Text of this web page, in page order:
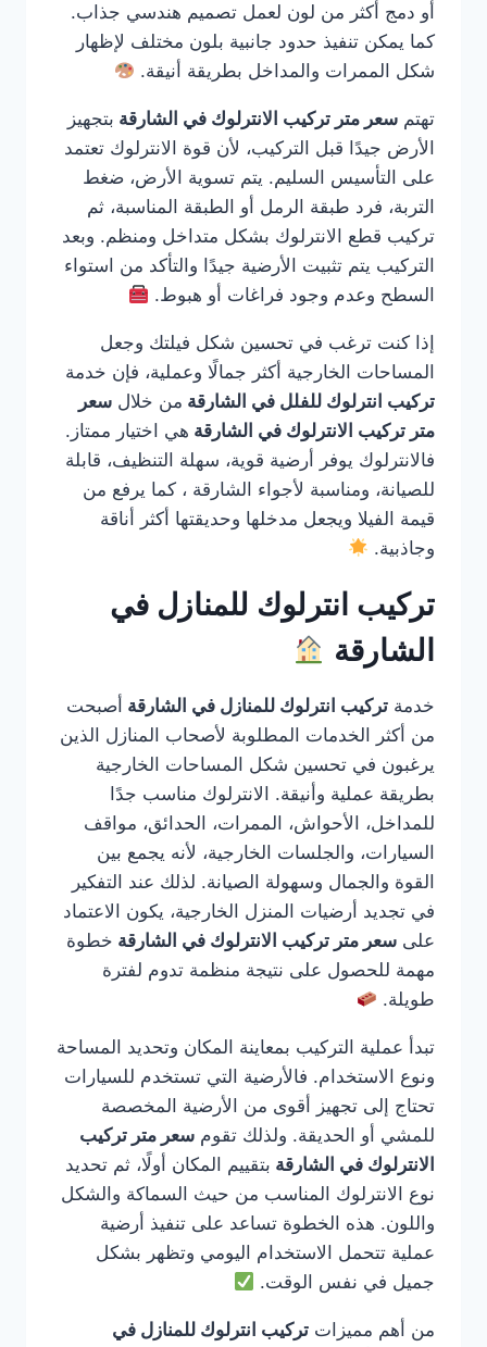
أو دمج أكثر من لون لعمل تصميم هندسي جذاب.
كما يمكن تنفيذ حدود جانبية بلون مختلف لإظهار
شكل الممرات والمداخل بطريقة أنيقة.
تهتم سعر متر تركيب الانترلوك في الشارقة بتجهيز
الأرض جيدًا قبل التركيب، لأن قوة الانترلوك تعتمد
على التأسيس السليم. يتم تسوية الأرض، ضغط
التربة، فرد طبقة الرمل أو الطبقة المناسبة، ثم
تركيب قطع الانترلوك بشكل متداخل ومنظم. وبعد
التركيب يتم تثبيت الأرضية جيدًا والتأكد من استواء
السطح وعدم وجود فراغات أو هبوط.
إذا كنت ترغب في تحسين شكل فيلتك وجعل
المساحات الخارجية أكثر جمالًا وعملية، فإن خدمة
تركيب انترلوك للفلل في الشارقة من خلال سعر
متر تركيب الانترلوك في الشارقة هي اختيار ممتاز.
فالانترلوك يوفر أرضية قوية، سهلة التنظيف، قابلة
للصيانة، ومناسبة لأجواء الشارقة ، كما يرفع من
قيمة الفيلا ويجعل مدخلها وحديقتها أكثر أناقة
وجاذبية.
تركيب انترلوك للمنازل في
الشارقة
خدمة تركيب انترلوك للمنازل في الشارقة أصبحت
من أكثر الخدمات المطلوبة لأصحاب المنازل الذين
يرغبون في تحسين شكل المساحات الخارجية
بطريقة عملية وأنيقة. الانترلوك مناسب جدًا
للمداخل، الأحواش، الممرات، الحدائق، مواقف
السيارات، والجلسات الخارجية، لأنه يجمع بين
القوة والجمال وسهولة الصيانة. لذلك عند التفكير
في تجديد أرضيات المنزل الخارجية، يكون الاعتماد
على سعر متر تركيب الانترلوك في الشارقة خطوة
مهمة للحصول على نتيجة منظمة تدوم لفترة
طويلة.
تبدأ عملية التركيب بمعاينة المكان وتحديد المساحة
ونوع الاستخدام. فالأرضية التي تستخدم للسيارات
تحتاج إلى تجهيز أقوى من الأرضية المخصصة
للمشي أو الحديقة. ولذلك تقوم سعر متر تركيب
الانترلوك في الشارقة بتقييم المكان أولًا، ثم تحديد
نوع الانترلوك المناسب من حيث السماكة والشكل
واللون. هذه الخطوة تساعد على تنفيذ أرضية
عملية تتحمل الاستخدام اليومي وتظهر بشكل
جميل في نفس الوقت.
من أهم مميزات تركيب انترلوك للمنازل في